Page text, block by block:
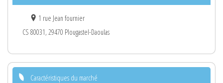
1 rue Jean fournier
CS 80031, 29470 Plougastel-Daoulas
Caractéristiques du marché